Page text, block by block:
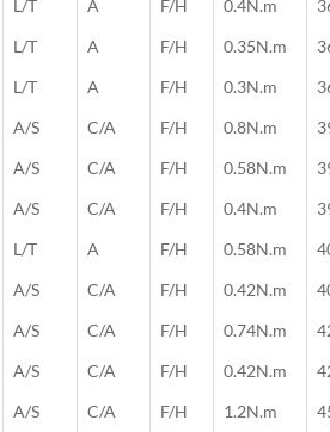
L/T A F/H 0.4N.m
L/T A F/H 0.35N.m
L/T A F/H 0.3N.m
A/S C/A F/H 0.8N.m
A/S C/A F/H 0.58N.m
A/S C/A F/H 0.4N.m
L/T A F/H 0.58N.m
A/S C/A F/H 0.42N.m
A/S C/A F/H 0.74N.m
A/S C/A F/H 0.42N.m
A/S C/A F/H 1.2N.m